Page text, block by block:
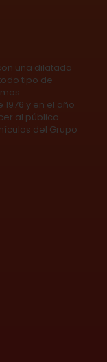
una dilatada
tipo de
y en el año
al público
del Grupo